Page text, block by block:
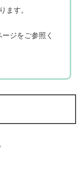
ます。
ジをご参照く